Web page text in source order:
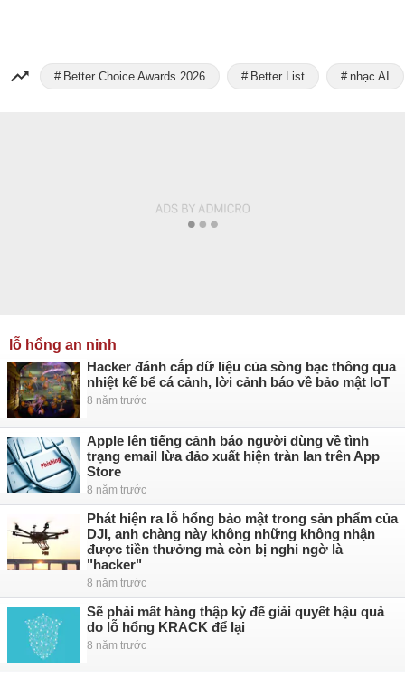
Better Choice Awards 2026 Better List nhạc AI
lỗ hổng an ninh
Hacker đánh cắp dữ liệu của sòng bạc thông qua
nhiệt kế bể cá cảnh, lời cảnh báo về bảo mật IoT
8 năm trước
Apple lên tiếng cảnh báo người dùng về tình
trạng email lừa đảo xuất hiện tràn lan trên App
Store
8 năm trước
Phát hiện ra lỗ hổng bảo mật trong sản phẩm của
DJI, anh chàng này không những không nhận
được tiền thưởng mà còn bị nghi ngờ là
"hacker"
8 năm trước
Sẽ phải mất hàng thập kỷ để giải quyết hậu quả
do lỗ hổng KRACK để lại
8 năm trước